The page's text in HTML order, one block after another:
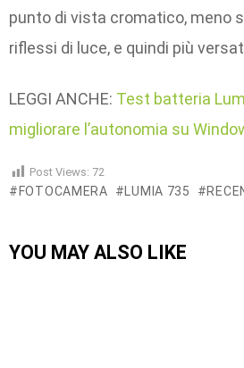
punto di vista cromatico, meno
riflessi di luce, e quindi più
LEGGI ANCHE: Test batteria
migliorare l’autonomia su
Post Views: 72
FOTOCAMERA LUMIA 735
YOU MAY ALSO LIKE